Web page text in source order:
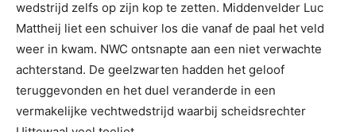
wedstrijd zelfs op zijn kop te zetten. Middenvelder Luc
Mattheij liet een schuiver los die vanaf de paal het veld
weer in kwam. NWC ontsnapte aan een niet verwachte
achterstand. De geelzwarten hadden het geloof
teruggevonden en het duel veranderde in een
vermakelijke vechtwedstrijd waarbij scheidsrechter